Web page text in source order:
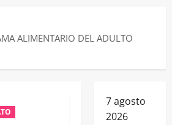
ALIMENTARIO DEL ADULTO
7 agosto
2026